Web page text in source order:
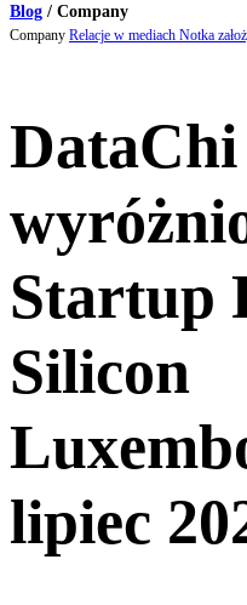
Blog / Company
Company Relacje w mediach Notka
DataChi
Startup
Silicon
lipiec